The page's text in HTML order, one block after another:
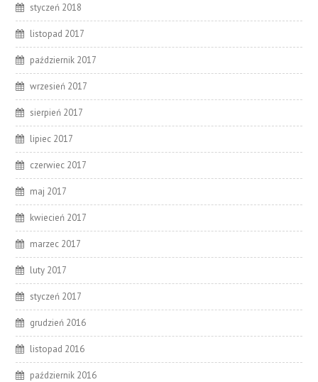
styczeń 2018
listopad 2017
październik 2017
wrzesień 2017
sierpień 2017
lipiec 2017
czerwiec 2017
maj 2017
kwiecień 2017
marzec 2017
luty 2017
styczeń 2017
grudzień 2016
listopad 2016
październik 2016